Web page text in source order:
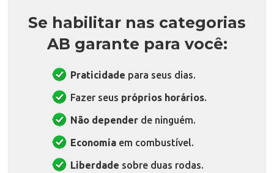
Se habilitar nas categorias
AB garante para você:
Praticidade para seus dias.
Fazer seus próprios horários.
Não depender de ninguém.
Economia em combustível.
Liberdade sobre duas rodas.